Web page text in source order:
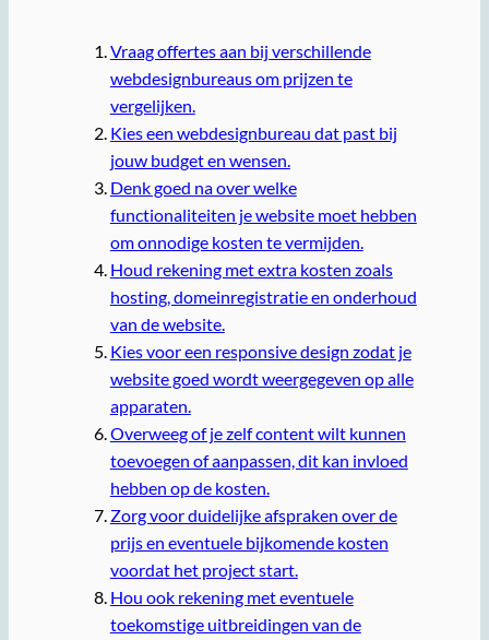
Vraag offertes aan bij verschillende
webdesignbureaus om prijzen te
vergelijken.
Kies een webdesignbureau dat past bij
jouw budget en wensen.
Denk goed na over welke
functionaliteiten je website moet hebben
om onnodige kosten te vermijden.
Houd rekening met extra kosten zoals
hosting, domeinregistratie en onderhoud
van de website.
Kies voor een responsive design zodat je
website goed wordt weergegeven op alle
apparaten.
Overweeg of je zelf content wilt kunnen
toevoegen of aanpassen, dit kan invloed
hebben op de kosten.
Zorg voor duidelijke afspraken over de
prijs en eventuele bijkomende kosten
voordat het project start.
Hou ook rekening met eventuele
toekomstige uitbreidingen van de